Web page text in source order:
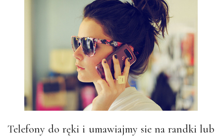
Telefony do ręki i umawiajmy sie na randki lub